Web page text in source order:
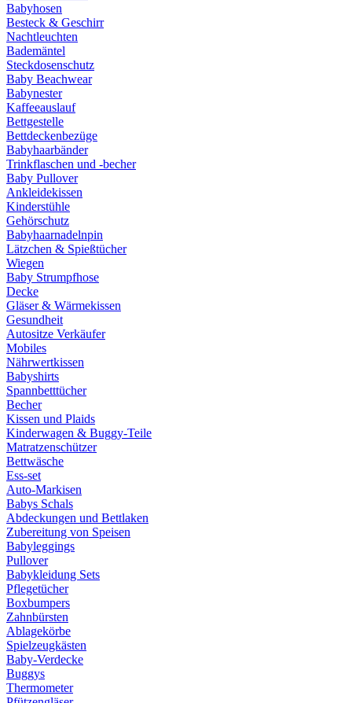
Babyhosen
Besteck & Geschirr
Nachtleuchten
Bademäntel
Steckdosenschutz
Baby Beachwear
Babynester
Kaffeeauslauf
Bettgestelle
Bettdeckenbezüge
Babyhaarbänder
Trinkflaschen und -becher
Baby Pullover
Ankleidekissen
Kinderstühle
Gehörschutz
Babyhaarnadelnpin
Lätzchen & Spießtücher
Wiegen
Baby Strumpfhose
Decke
Gläser & Wärmekissen
Gesundheit
Autositze Verkäufer
Mobiles
Nährwertkissen
Babyshirts
Spannbetttücher
Becher
Kissen und Plaids
Kinderwagen & Buggy-Teile
Matratzenschützer
Bettwäsche
Ess-set
Auto-Markisen
Babys Schals
Abdeckungen und Bettlaken
Zubereitung von Speisen
Babyleggings
Pullover
Babykleidung Sets
Pflegetücher
Boxbumpers
Zahnbürsten
Ablagekörbe
Spielzeugkästen
Baby-Verdecke
Buggys
Thermometer